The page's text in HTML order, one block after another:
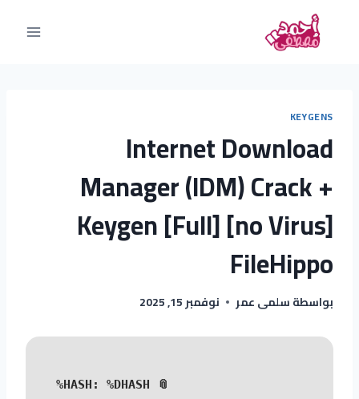
KEYGENS
Internet Download
Manager (IDM) Crack +
Keygen [Full] [no Virus]
FileHippo
بواسطةسلمى عمر نوفمبر 15, 2025
📎 HASH: %DHASH%